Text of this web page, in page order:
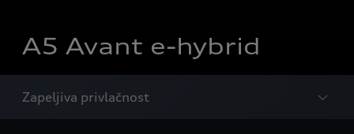
A5 Avant e-hybrid
Zapeljiva privlačnost